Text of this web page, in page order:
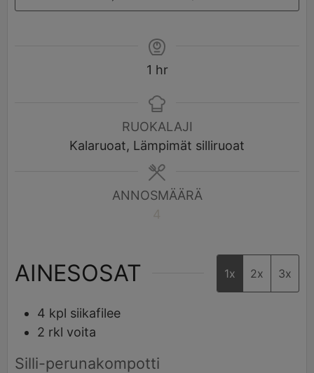
1 hr
RUOKALAJI
Kalaruoat, Lämpimät silliruoat
ANNOSMÄÄRÄ
AINESOSAT 1x 2x 3x
4 kpl siikafilee
2 rkl voita
Silli-perunakompotti